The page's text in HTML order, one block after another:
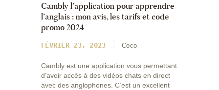
Cambly l’application pour apprendre
l’anglais : mon avis, les tarifs et code
promo 2024
FÉVRIER 23, 2023 Coco
Cambly est une application vous permettant
d’avoir accès à des vidéos chats en direct
avec des anglophones. C’est un excellent